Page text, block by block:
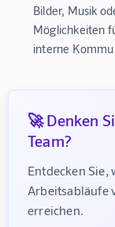
Bilder, Musik
Möglichkeiten
interne
🚀 Denken
Team?
Entdecken
Arbeitsabläufe
erreichen.